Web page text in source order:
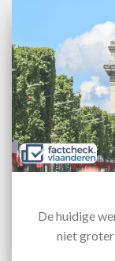
De huidige
niet